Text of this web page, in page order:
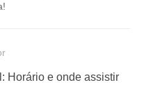
Horário e onde assistir